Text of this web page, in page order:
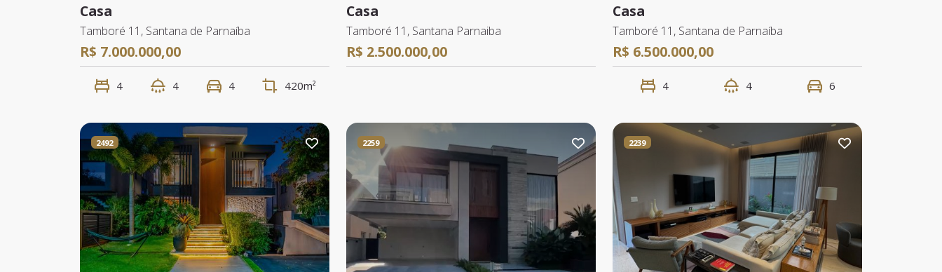
Casa
Tamboré 11, Santana de Parnaíba
R$ 7.000.000,00
4 4 4 420m²
Casa
Tamboré 11, Santana Parnaiba
R$ 2.500.000,00
Casa
Tamboré 11, Santana de Parnaíba
R$ 6.500.000,00
4 4 6
2492 2259 2239